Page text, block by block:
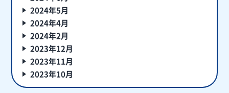
2024年5月
2024年4月
2024年2月
2023年12月
2023年11月
2023年10月